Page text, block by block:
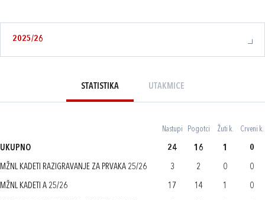
2025/26
STATISTIKA UTAKMICE
Nastupi Pogotci Žuti k. Crveni k.
UKUPNO 24 16 1 0
MŽNL KADETI RAZIGRAVANJE ZA PRVAKA 25/26 3 2 0 0
MŽNL KADETI A 25/26 17 14 1 0